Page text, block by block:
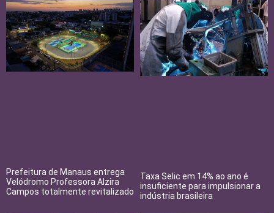
Prefeitura de Manaus entrega
Velódromo Professora Alzira
Campos totalmente revitalizado
Taxa Selic em 14% ao ano é
insuficiente para impulsionar a
indústria brasileira